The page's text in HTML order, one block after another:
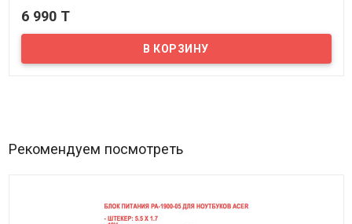
планшета, ноутбука, MAC на экран вашего телевизора,
Модель MiraScreen G2
6 990 T
Рекомендуем посмотреть